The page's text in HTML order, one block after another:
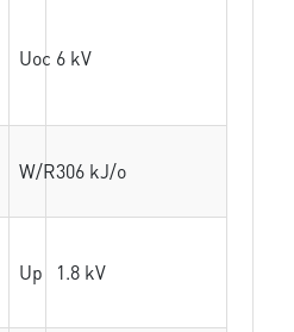
Uoc 6 kV
W/R306 kJ/o
Up 1.8 kV